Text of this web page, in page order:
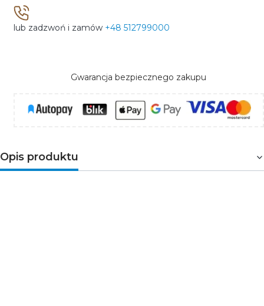
lub zadzwoń i zamów +48 512799000
Gwarancja bezpiecznego zakupu
Opis produktu